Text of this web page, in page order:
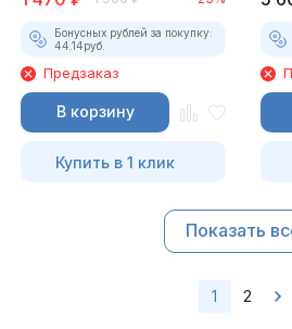
Бонусных рублей за покупку:
44.14руб.
Предзаказ
В корзину
Купить в 1 клик
Показать
1 2